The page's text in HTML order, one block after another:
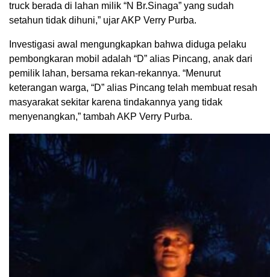
truck berada di lahan milik “N Br.Sinaga” yang sudah
setahun tidak dihuni,” ujar AKP Verry Purba.
Investigasi awal mengungkapkan bahwa diduga pelaku
pembongkaran mobil adalah “D” alias Pincang, anak dari
pemilik lahan, bersama rekan-rekannya. “Menurut
keterangan warga, “D” alias Pincang telah membuat resah
masyarakat sekitar karena tindakannya yang tidak
menyenangkan,” tambah AKP Verry Purba.